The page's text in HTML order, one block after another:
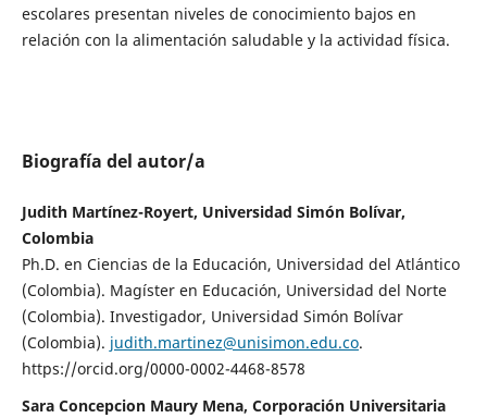
escolares presentan niveles de conocimiento bajos en
relación con la alimentación saludable y la actividad física.
Biografía del autor/a
Judith Martínez-Royert, Universidad Simón Bolívar,
Colombia
Ph.D. en Ciencias de la Educación, Universidad del Atlántico
(Colombia). Magíster en Educación, Universidad del Norte
(Colombia). Investigador, Universidad Simón Bolívar
(Colombia). judith.martinez@unisimon.edu.co.
https://orcid.org/0000-0002-4468-8578
Sara Concepcion Maury Mena, Corporación Universitaria